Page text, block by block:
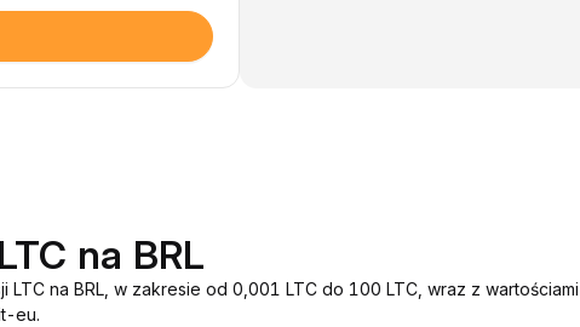
na BRL
LTC na BRL, w zakresie od 0,001 LTC do 100 LTC, wraz z
eu.